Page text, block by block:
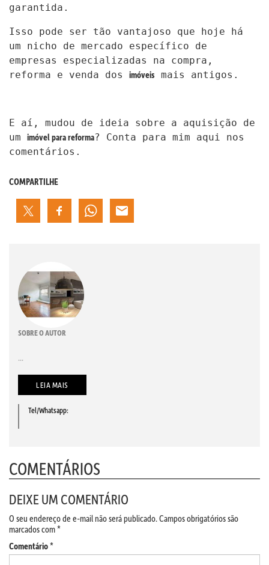
garantida.
Isso pode ser tão vantajoso que hoje há
um nicho de mercado específico de
empresas especializadas na compra,
reforma e venda dos imóveis mais antigos.
E aí, mudou de ideia sobre a aquisição de
um imóvel para reforma? Conta para mim aqui nos
comentários.
COMPARTILHE
SOBRE O AUTOR
...
LEIA MAIS
Tel/Whatsapp:
COMENTÁRIOS
DEIXE UM COMENTÁRIO
O seu endereço de e-mail não será publicado.Campos obrigatórios são
marcados com*
Comentário*